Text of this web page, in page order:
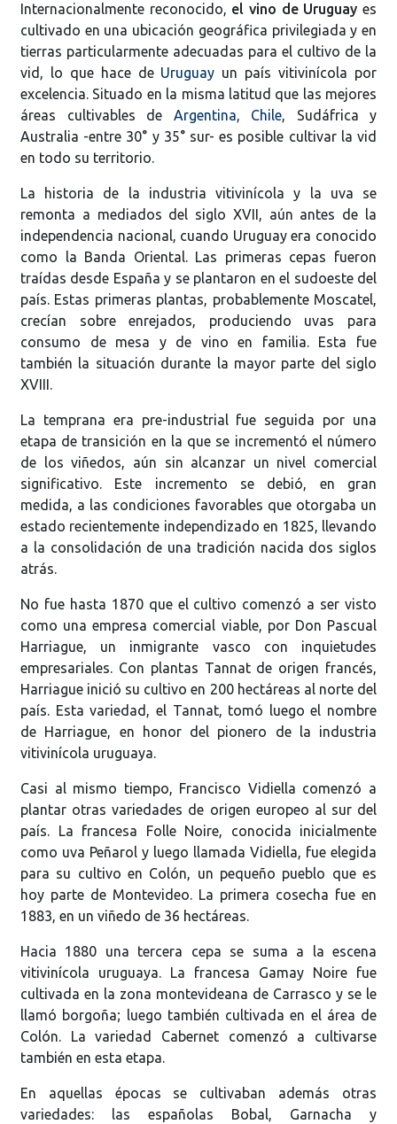
Internacionalmente reconocido, el vino de Uruguay es
cultivado en una ubicación geográfica privilegiada y en
tierras particularmente adecuadas para el cultivo de la
vid, lo que hace de Uruguay un país vitivinícola por
excelencia. Situado en la misma latitud que las mejores
áreas cultivables de Argentina, Chile, Sudáfrica y
Australia -entre 30° y 35° sur- es posible cultivar la vid
en todo su territorio.
La historia de la industria vitivinícola y la uva se
remonta a mediados del siglo XVII, aún antes de la
independencia nacional, cuando Uruguay era conocido
como la Banda Oriental. Las primeras cepas fueron
traídas desde España y se plantaron en el sudoeste del
país. Estas primeras plantas, probablemente Moscatel,
crecían sobre enrejados, produciendo uvas para
consumo de mesa y de vino en familia. Esta fue
también la situación durante la mayor parte del siglo
XVIII.
La temprana era pre-industrial fue seguida por una
etapa de transición en la que se incrementó el número
de los viñedos, aún sin alcanzar un nivel comercial
significativo. Este incremento se debió, en gran
medida, a las condiciones favorables que otorgaba un
estado recientemente independizado en 1825, llevando
a la consolidación de una tradición nacida dos siglos
atrás.
No fue hasta 1870 que el cultivo comenzó a ser visto
como una empresa comercial viable, por Don Pascual
Harriague, un inmigrante vasco con inquietudes
empresariales. Con plantas Tannat de origen francés,
Harriague inició su cultivo en 200 hectáreas al norte del
país. Esta variedad, el Tannat, tomó luego el nombre
de Harriague, en honor del pionero de la industria
vitivinícola uruguaya.
Casi al mismo tiempo, Francisco Vidiella comenzó a
plantar otras variedades de origen europeo al sur del
país. La francesa Folle Noire, conocida inicialmente
como uva Peñarol y luego llamada Vidiella, fue elegida
para su cultivo en Colón, un pequeño pueblo que es
hoy parte de Montevideo. La primera cosecha fue en
1883, en un viñedo de 36 hectáreas.
Hacia 1880 una tercera cepa se suma a la escena
vitivinícola uruguaya. La francesa Gamay Noire fue
cultivada en la zona montevideana de Carrasco y se le
llamó borgoña; luego también cultivada en el área de
Colón. La variedad Cabernet comenzó a cultivarse
también en esta etapa.
En aquellas épocas se cultivaban además otras
variedades: las españolas Bobal, Garnacha y